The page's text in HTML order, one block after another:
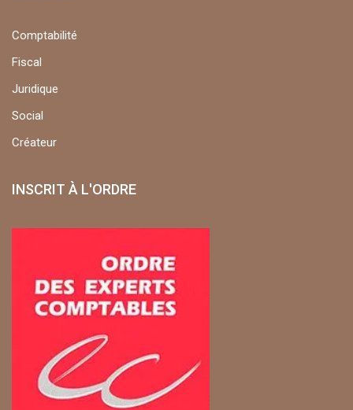
Comptabilité
Fiscal
Juridique
Social
Créateur
INSCRIT À L'ORDRE